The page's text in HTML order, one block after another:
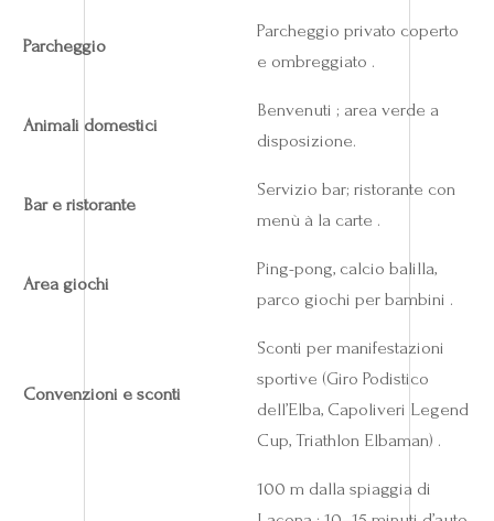
Parcheggio
Parcheggio privato coperto
e ombreggiato .
Animali domestici
Benvenuti ; area verde a
disposizione.
Bar e ristorante
Servizio bar; ristorante con
menù à la carte .
Area giochi
Ping-pong, calcio balilla,
parco giochi per bambini .
Convenzioni e sconti
Sconti per manifestazioni
sportive (Giro Podistico
dell’Elba, Capoliveri Legend
Cup, Triathlon Elbaman) .
100 m dalla spiaggia di